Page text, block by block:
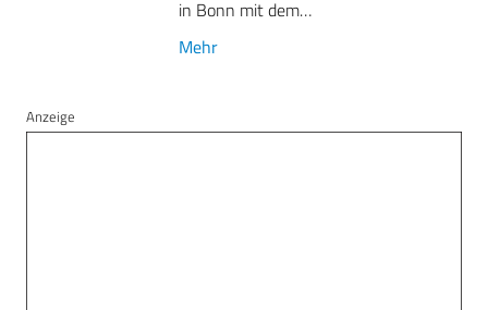
in Bonn mit dem…
Mehr
Anzeige